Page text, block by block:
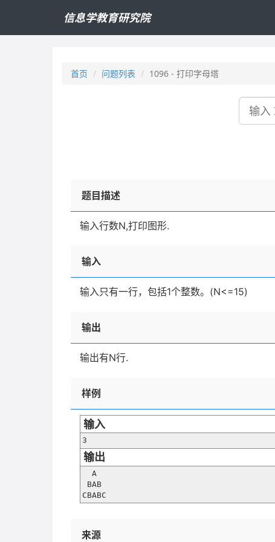
信息学教育研究院
首页 问题列表 1096 - 打印字母塔
搜
题目描述
输入行数N,打印图形.
输入
输入只有一行，包括1个整数。(N<=15)
输出
输出有N行.
样例
输入
3
输出
  A
BAB
CBABC
来源